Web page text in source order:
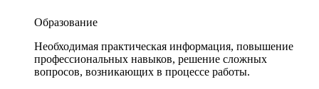
Образование
Необходимая практическая информация, повышение
профессиональных навыков, решение сложных
вопросов, возникающих в процессе работы.